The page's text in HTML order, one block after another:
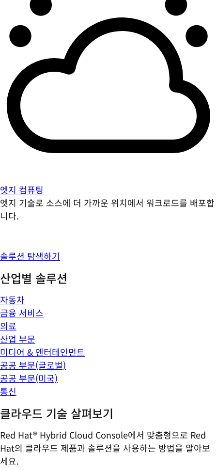
엣지 컴퓨팅
엣지 기술로 소스에 더 가까운 위치에서 워크로드를 배포합
니다.
솔루션 탐색하기
산업별 솔루션
자동차
금융 서비스
의료
산업 부문
미디어 & 엔터테인먼트
공공 부문(글로벌)
공공 부문(미국)
통신
클라우드 기술 살펴보기
Red Hat® Hybrid Cloud Console에서 맞춤형으로 Red
Hat의 클라우드 제품과 솔루션을 사용하는 방법을 알아보
세요.